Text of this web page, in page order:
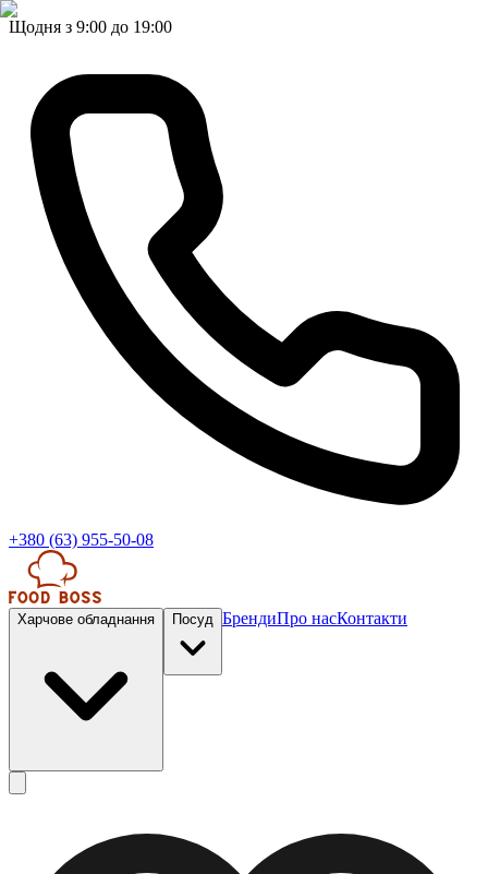
Щодня з 9:00 до 19:00
+380 (63) 955-50-08
Харчове обладнання Посуд БрендиПро насКонтакти